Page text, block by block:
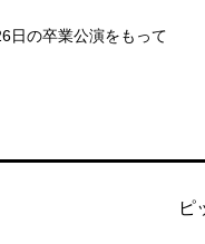
日の卒業公演をもって
ピ